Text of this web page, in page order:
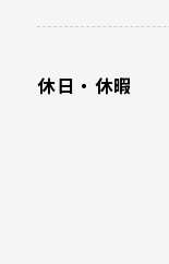
休日・休暇